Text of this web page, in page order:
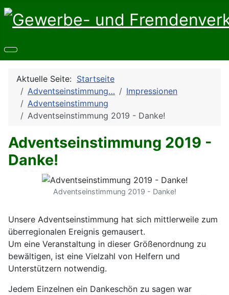
Aktuelle Seite: Startseite
Adventseinstimmung…
Impressionen
Adventseinstimmung
Adventseinstimmung 2019 - Danke!
Adventseinstimmung 2019 -
Danke!
Adventseinstimmung 2019 - Danke!
Unsere Adventseinstimmung hat sich mittlerweile zum
überregionalen Ereignis gemausert.
Um eine Veranstaltung in dieser Größenordnung zu
bewältigen, ist eine Vielzahl von Helfern und
Unterstützern notwendig.
Jedem Einzelnen ein Dankeschön zu sagen war